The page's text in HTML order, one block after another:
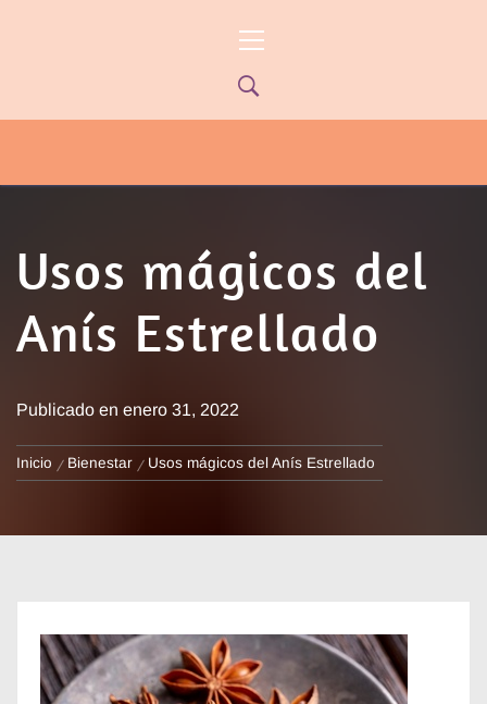
principal
ONCE PARANÁ YOUTUBE/PYPNEWS –
Usos mágicos del
Anís Estrellado
Publicado en enero 31, 2022
Inicio Bienestar Usos mágicos del Anís Estrellado